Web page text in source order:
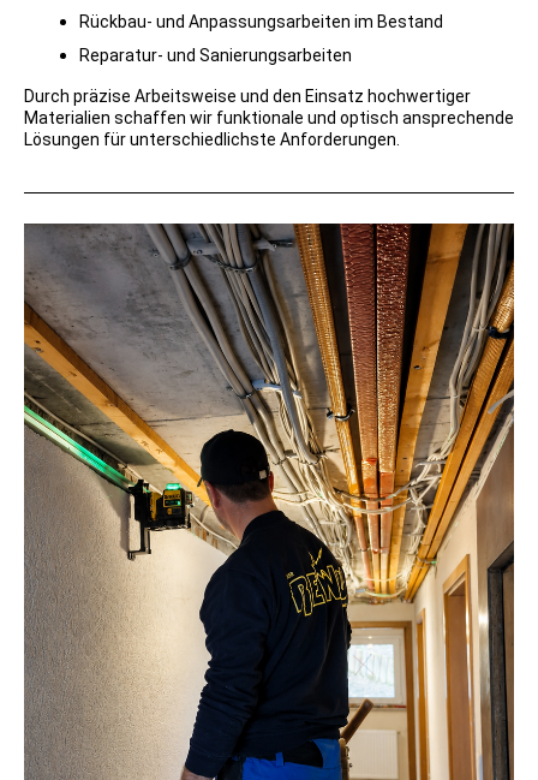
Rückbau- und Anpassungsarbeiten im Bestand
Reparatur- und Sanierungsarbeiten
Durch präzise Arbeitsweise und den Einsatz hochwertiger
Materialien schaffen wir funktionale und optisch ansprechende
Lösungen für unterschiedlichste Anforderungen.